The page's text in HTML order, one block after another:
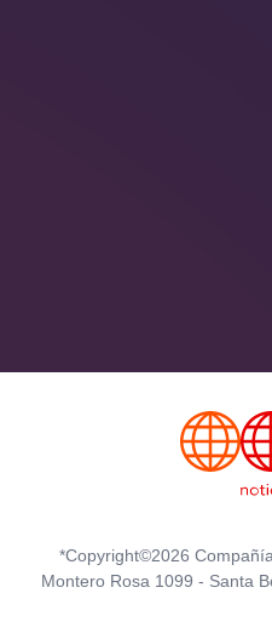
*Copyright©2026
Montero Rosa 1099 - Santa